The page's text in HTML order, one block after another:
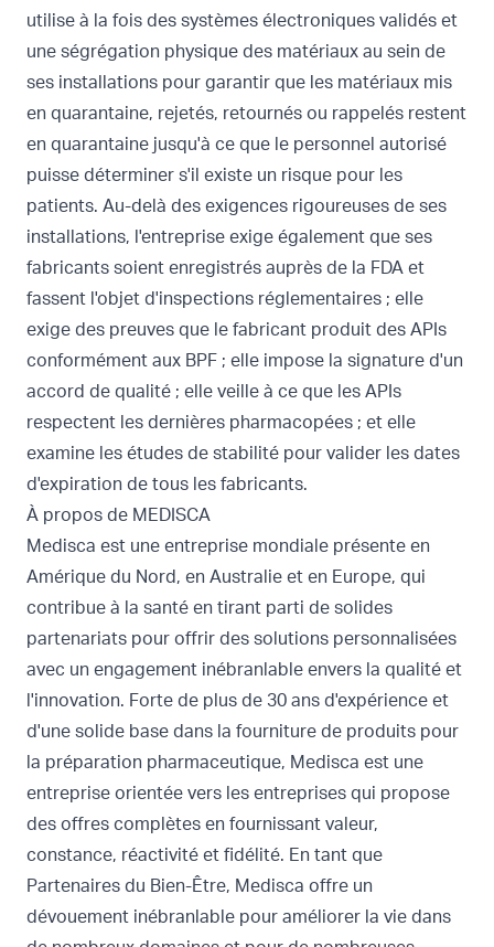
utilise à la fois des systèmes électroniques validés et
une ségrégation physique des matériaux au sein de
ses installations pour garantir que les matériaux mis
en quarantaine, rejetés, retournés ou rappelés restent
en quarantaine jusqu'à ce que le personnel autorisé
puisse déterminer s'il existe un risque pour les
patients. Au-delà des exigences rigoureuses de ses
installations, l'entreprise exige également que ses
fabricants soient enregistrés auprès de la FDA et
fassent l'objet d'inspections réglementaires ; elle
exige des preuves que le fabricant produit des APIs
conformément aux BPF ; elle impose la signature d'un
accord de qualité ; elle veille à ce que les APIs
respectent les dernières pharmacopées ; et elle
examine les études de stabilité pour valider les dates
d'expiration de tous les fabricants.
À propos de MEDISCA
Medisca est une entreprise mondiale présente en
Amérique du Nord, en Australie et en Europe, qui
contribue à la santé en tirant parti de solides
partenariats pour offrir des solutions personnalisées
avec un engagement inébranlable envers la qualité et
l'innovation. Forte de plus de 30 ans d'expérience et
d'une solide base dans la fourniture de produits pour
la préparation pharmaceutique, Medisca est une
entreprise orientée vers les entreprises qui propose
des offres complètes en fournissant valeur,
constance, réactivité et fidélité. En tant que
Partenaires du Bien-Être, Medisca offre un
dévouement inébranlable pour améliorer la vie dans